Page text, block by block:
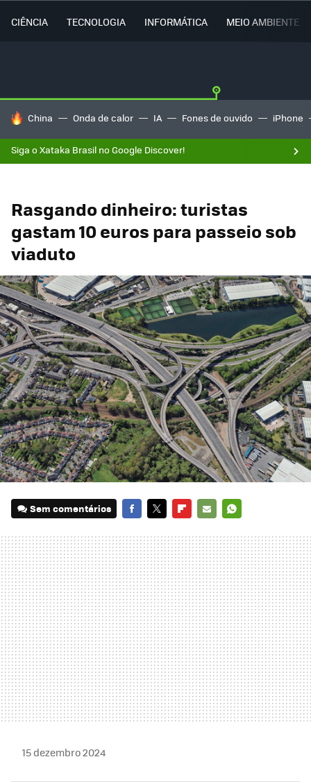
CIÊNCIA TECNOLOGIA INFORMÁTICA MEIO AMBIENTE
TENDÊNCIAS DO DIA
China Onda de calor IA Fones de ouvido iPhone
Siga o Xataka Brasil no Google Discover!
Rasgando dinheiro: turistas
gastam 10 euros para passeio sob
viaduto
Sem comentários
MAIL
15 dezembro 2024